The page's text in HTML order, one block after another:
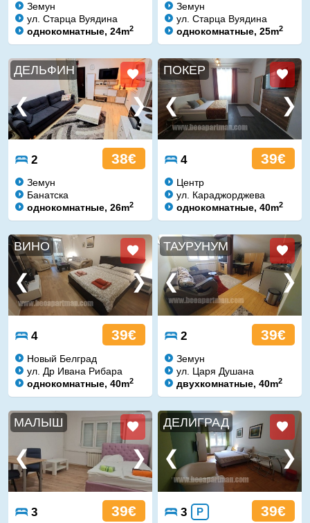
Земун
ул. Старца Вуядина
однокомнатные, 24m2
Земун
ул. Старца Вуядина
однокомнатные, 25m2
ДЕЛЬФИН
2 38€
Земун
Банатска
однокомнатные, 26m2
ПОКЕР
4 39€
Центр
ул. Караджорджева
однокомнатные, 40m2
ВИНО
4 39€
Новый Белград
ул. Др Ивана Рибара
однокомнатные, 40m2
ТАУРУНУМ
2 39€
Земун
ул. Царя Душана
двухкомнатные, 40m2
МАЛЫШ
3 39€
ДЕЛИГРАД
3 P 39€